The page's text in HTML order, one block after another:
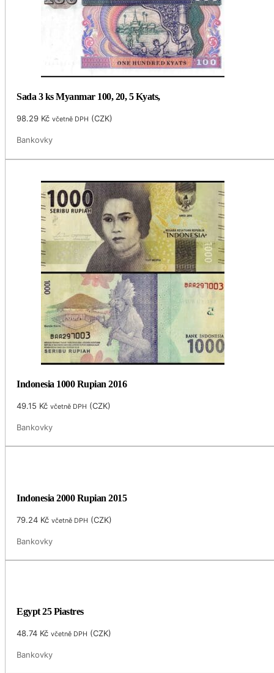
Sada 3 ks Myanmar 100, 20, 5 Kyats,
98.29 Kč včetně DPH (CZK)
Bankovky
Indonesia 1000 Rupian 2016
49.15 Kč včetně DPH (CZK)
Bankovky
Indonesia 2000 Rupian 2015
79.24 Kč včetně DPH (CZK)
Bankovky
Egypt 25 Piastres
48.74 Kč včetně DPH (CZK)
Bankovky